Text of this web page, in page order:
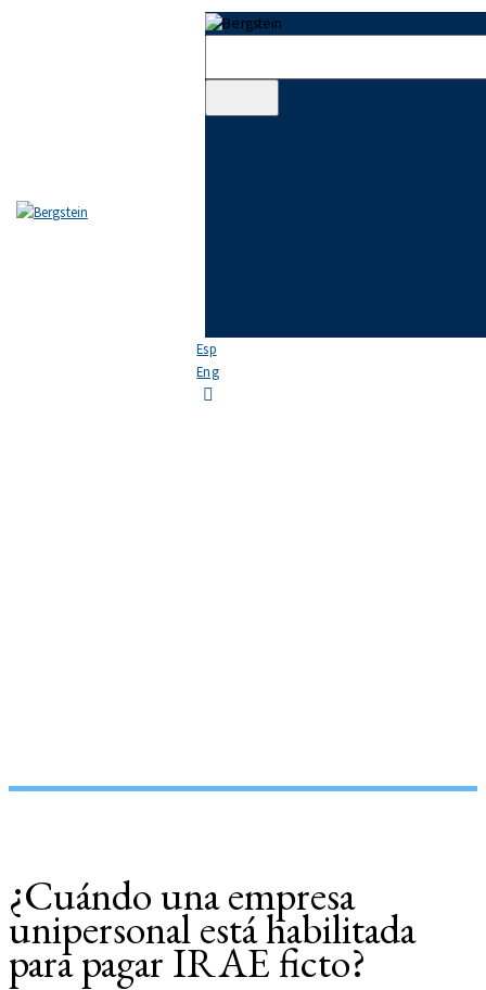
Esp
Eng
EQUIPO
ÁREAS DE PRÁCTICA
¿Cuándo una empresa
unipersonal está habilitada
para pagar IRAE ficto?